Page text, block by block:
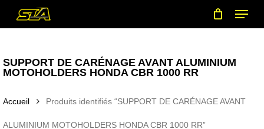
Menu
SUPPORT DE CARÉNAGE AVANT ALUMINIUM
MOTOHOLDERS HONDA CBR 1000 RR
Accueil Produits identifiés “SUPPORT DE CARÉNAGE AVANT
ALUMINIUM MOTOHOLDERS HONDA CBR 1000 RR”